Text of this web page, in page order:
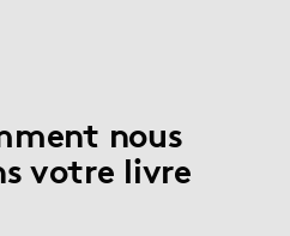
nous
votre livre